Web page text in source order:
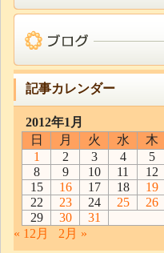
記事カレンダー
2012年1月
日
月 火 水 木
1
2 3 4 5
8
9 10 11 12
15
16 17 18 19
22
23 24 25 26
29
30
31
« 12月
2月 »